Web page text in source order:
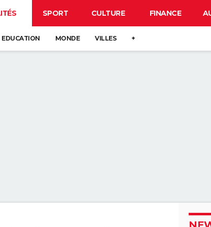
SPORT CULTURE FINANCE
EDUCATION MONDE VILLES +